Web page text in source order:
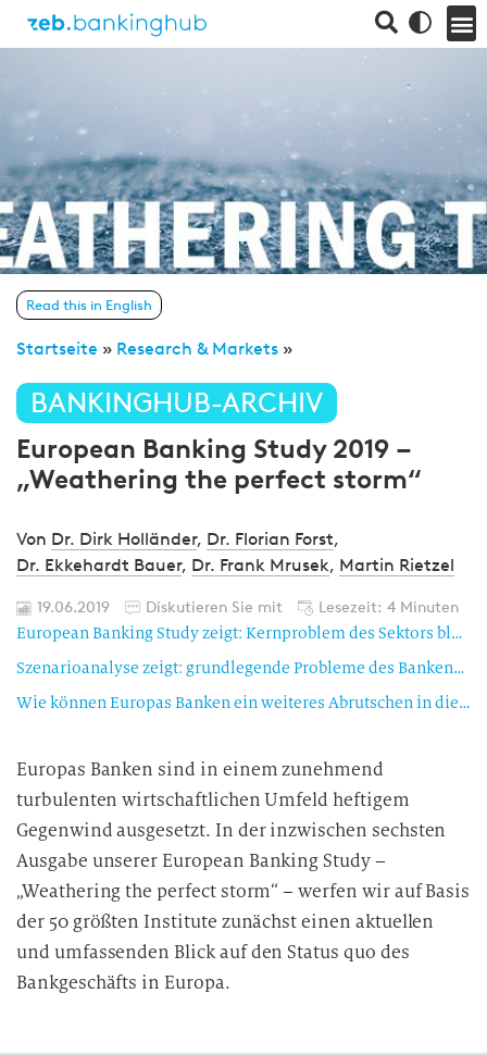
Read this in English
Startseite » Research & Markets »
BANKINGHUB-ARCHIV
European Banking Study 2019 –
„Weathering the perfect storm“
Von Dr. Dirk Holländer, Dr. Florian Forst,
Dr. Ekkehardt Bauer, Dr. Frank Mrusek, Martin Rietzel
19.06.2019 Diskutieren Sie mit Lesezeit: 4 Minuten
European Banking Study zeigt: Kernproblem des Sektors bleibt bestehen
Szenarioanalyse zeigt: grundlegende Probleme des Bankensektors werden sich noch verschlimmern
Wie können Europas Banken ein weiteres Abrutschen in die Stagnation verhindern?
Europas Banken sind in einem zunehmend
turbulenten wirtschaftlichen Umfeld heftigem
Gegenwind ausgesetzt. In der inzwischen sechsten
Ausgabe unserer European Banking Study –
„Weathering the perfect storm“ – werfen wir auf Basis
der 50 größten Institute zunächst einen aktuellen
und umfassenden Blick auf den Status quo des
Bankgeschäfts in Europa.